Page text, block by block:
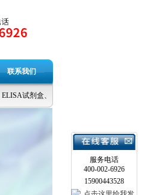
联系我们
ELISA试剂盒、生化试剂、重组蛋白、细胞因子、抗
服务电话
400-002-6926
15900443528